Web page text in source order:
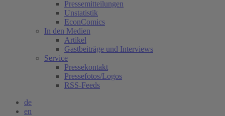
Pressemitteilungen
Unstatistik
EconComics
In den Medien
Artikel
Gastbeiträge und Interviews
Service
Pressekontakt
Pressefotos/Logos
RSS-Feeds
de
en